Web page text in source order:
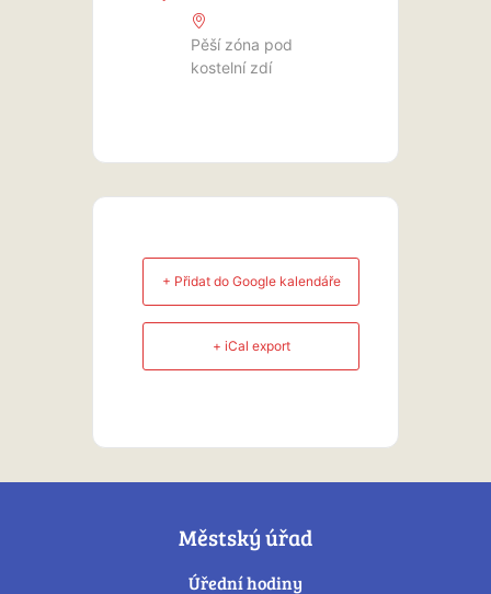
Pěší zóna pod
kostelní zdí
+ Přidat do Google kalendáře
+ iCal export
Městský úřad
Úřední hodiny